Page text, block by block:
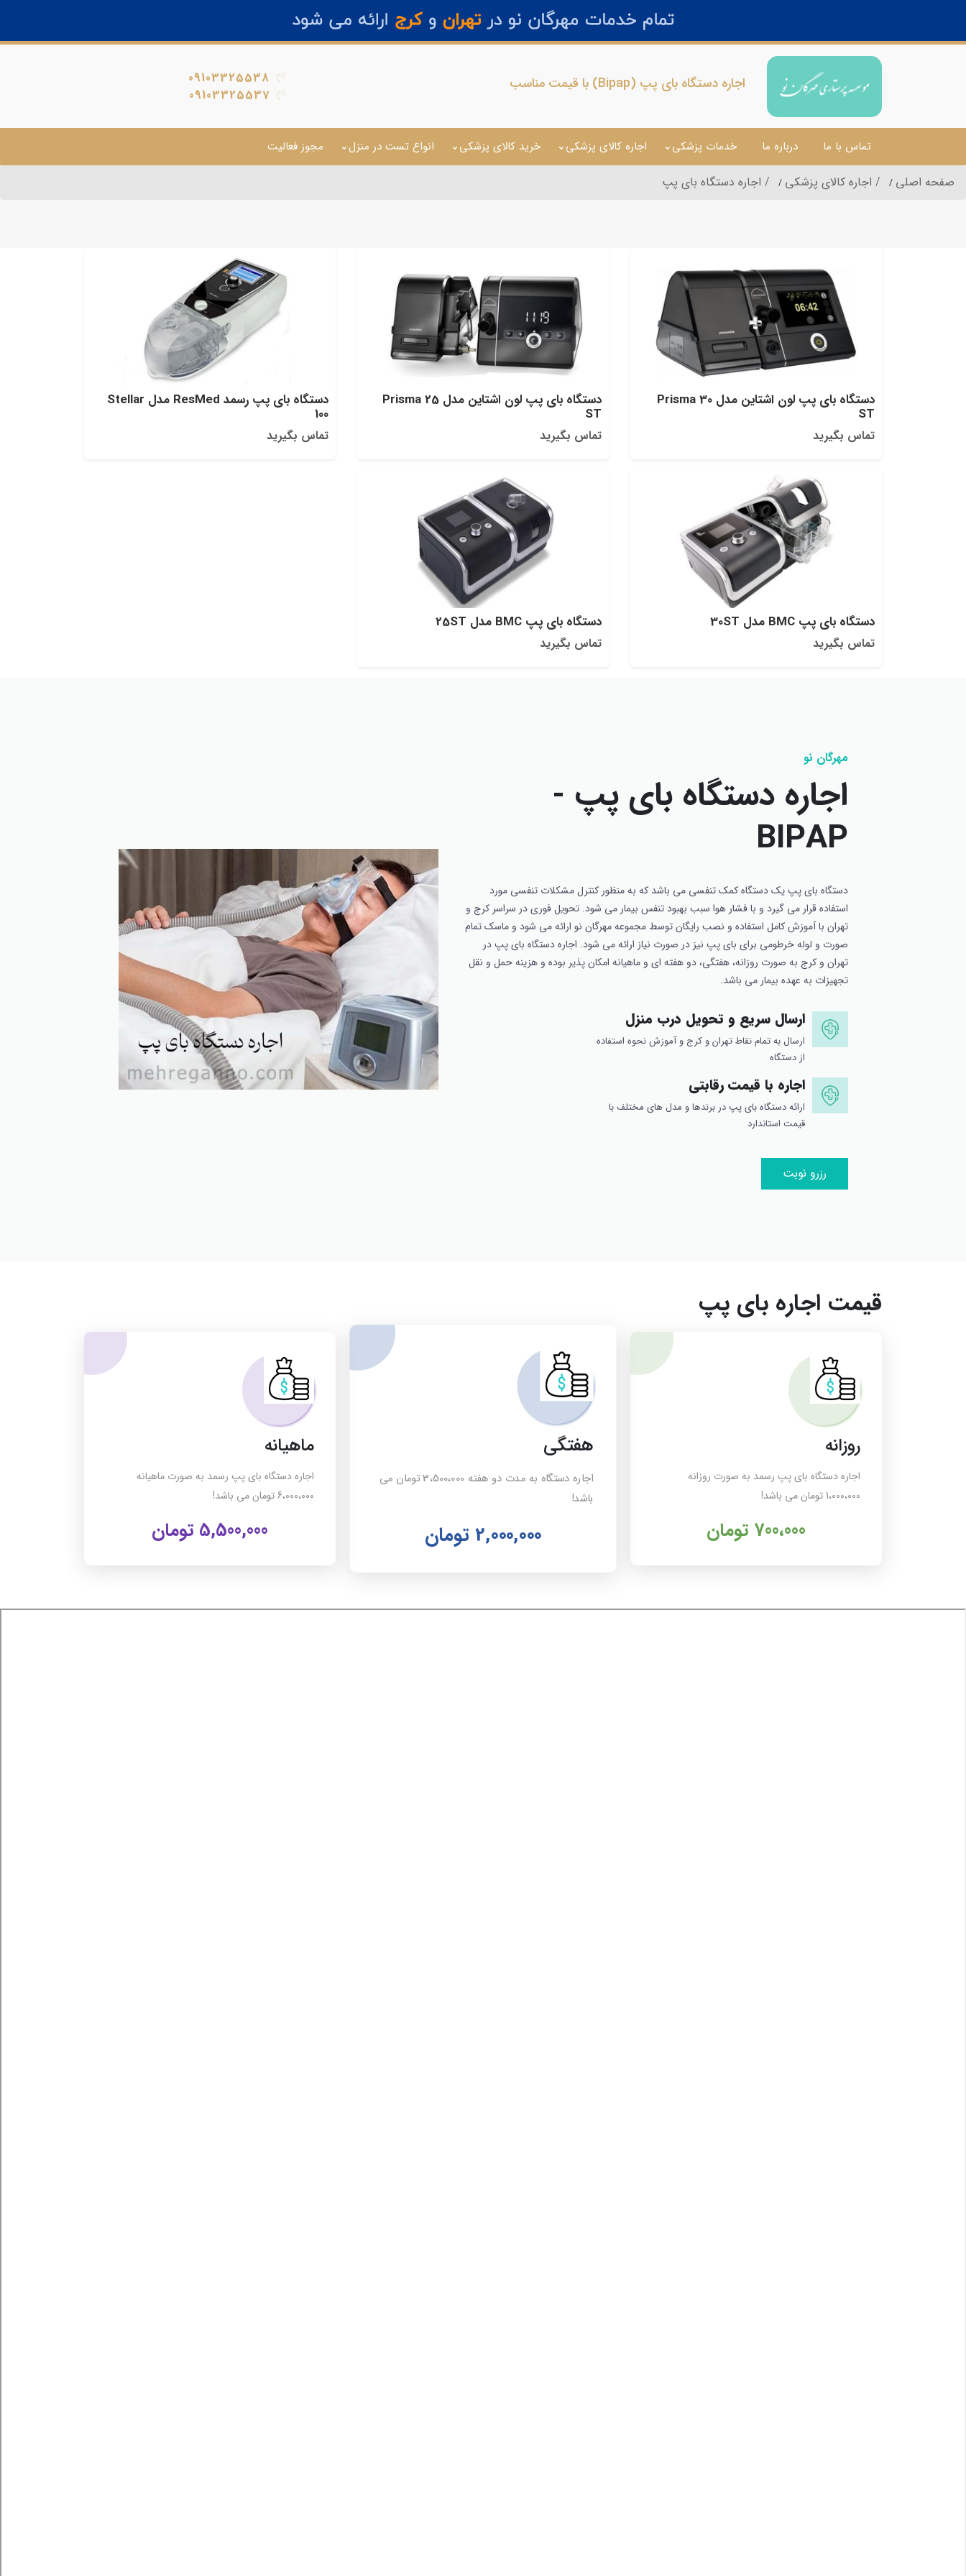
اجاره دستگاه بای پپ (Bipap) با قیمت مناسب
09103325538
09103325537
تماس با ما درباره ما خدمات پزشکی اجاره کالای پزشکی خرید کالای پزشکی انواع تست در منزل مجوز فعالیت
صفحه اصلی اجاره کالای پزشکی اجاره دستگاه بای پپ
دستگاه بای پپ لون اشتاین مدل Prisma 30
ST
تماس بگیرید
دستگاه بای پپ لون اشتاین مدل Prisma 25
ST
تماس بگیرید
دستگاه بای پپ رسمد ResMed مدل Stellar
100
تماس بگیرید
دستگاه بای پپ BMC مدل 30ST
تماس بگیرید
دستگاه بای پپ BMC مدل 25ST
تماس بگیرید
مهرگان نو
اجاره دستگاه بای پپ -
BIPAP
دستگاه بای پپ یک دستگاه کمک تنفسی می باشد که به منظور کنترل مشکلات تنفسی مورد
استفاده قرار می گیرد و با فشار هوا سبب بهبود تنفس بیمار می شود. تحویل فوری در سراسر کرج و
تهران با آموزش کامل استفاده و نصب رایگان توسط مجموعه مهرگان نو ارائه می شود و ماسک تمام
صورت و لوله خرطومی برای بای پپ نیز در صورت نیاز ارائه می شود. اجاره دستگاه بای پپ در
تهران و کرج به صورت روزانه، هفتگی، دو هفته ای و ماهیانه امکان پذیر بوده و هزینه حمل و نقل
تجهیزات به عهده بیمار می باشد.
ارسال سریع و تحویل درب منزل
ارسال به تمام نقاط تهران و کرج و آموزش نحوه استفاده
از دستگاه
اجاره با قیمت رقابتی
ارائه دستگاه بای پپ در برندها و مدل های مختلف با
قیمت استاندارد
رزرو نوبت
قیمت اجاره بای پپ
روزانه
اجاره دستگاه بای پپ رسمد به صورت روزانه
1،000،000 تومان می باشد!
700،000 تومان
هفتگی
اجاره دستگاه به مدت دو هفته 3،500،000 تومان می
باشد!
2,000,000 تومان
ماهیانه
اجاره دستگاه بای پپ رسمد به صورت ماهیانه
6،000،000 تومان می باشد!
5,500,000 تومان